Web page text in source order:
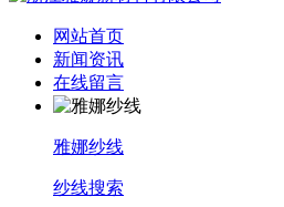
网站首页
新闻资讯
在线留言
雅娜纱线
纱线搜索